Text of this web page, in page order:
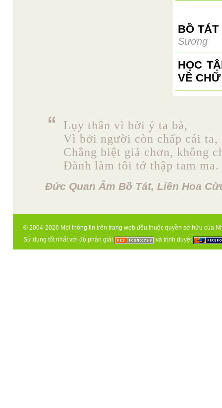
BỒ TÁT
Sương
HỌC
VỀ
Lụy thân vì bởi ý ta bà,
Vì bởi người còn chấp cái ta,
Chẳng biệt giả chơn, không
Đành làm tôi tớ thập tam ma.
Đức Quan Âm Bồ Tát, Liên Hoa
© 2004-2026 Mọi thông tin trên trang web đều thuộc quyền sở hữu của
Sử dụng tốt nhất với độ phân giải
và trình duyệt